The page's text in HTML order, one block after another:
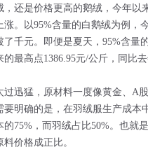
，还是价格更高的鹅绒，今年以
涨。以95%含量的白鹅绒为例，
了千元。即便是夏天，95%含量
的最高点1386.95元/公斤，同比去
过迅猛，原材料一度像黄金、A
要明确的是，在羽绒服生产成本
的75%，而羽绒占比50%。也就
价格成正比。